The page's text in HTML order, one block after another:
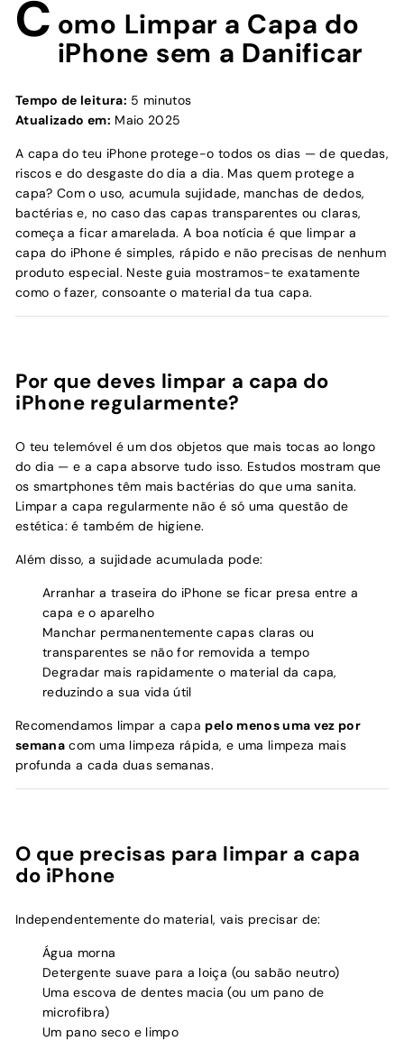
C omo Limpar a Capa do
iPhone sem a Danificar
Tempo de leitura: 5 minutos
Atualizado em: Maio 2025
A capa do teu iPhone protege-o todos os dias — de quedas,
riscos e do desgaste do dia a dia. Mas quem protege a
capa? Com o uso, acumula sujidade, manchas de dedos,
bactérias e, no caso das capas transparentes ou claras,
começa a ficar amarelada. A boa notícia é que limpar a
capa do iPhone é simples, rápido e não precisas de nenhum
produto especial. Neste guia mostramos-te exatamente
como o fazer, consoante o material da tua capa.
Por que deves limpar a capa do
iPhone regularmente?
O teu telemóvel é um dos objetos que mais tocas ao longo
do dia — e a capa absorve tudo isso. Estudos mostram que
os smartphones têm mais bactérias do que uma sanita.
Limpar a capa regularmente não é só uma questão de
estética: é também de higiene.
Além disso, a sujidade acumulada pode:
Arranhar a traseira do iPhone se ficar presa entre a
capa e o aparelho
Manchar permanentemente capas claras ou
transparentes se não for removida a tempo
Degradar mais rapidamente o material da capa,
reduzindo a sua vida útil
Recomendamos limpar a capa pelo menos uma vez por
semana com uma limpeza rápida, e uma limpeza mais
profunda a cada duas semanas.
O que precisas para limpar a capa
do iPhone
Independentemente do material, vais precisar de:
Água morna
Detergente suave para a loiça (ou sabão neutro)
Uma escova de dentes macia (ou um pano de
microfibra)
Um pano seco e limpo